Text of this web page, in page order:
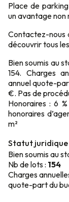
Place de
un avantage non
Contactez-nous
découvrir tous
Bien soumis au
154. Charges
annuel quote-
€. Pas de
Honoraires : 6
honoraires
m²
Statut juridique
Bien soumis au
Nb de lots : 154
Charges
quote-part du